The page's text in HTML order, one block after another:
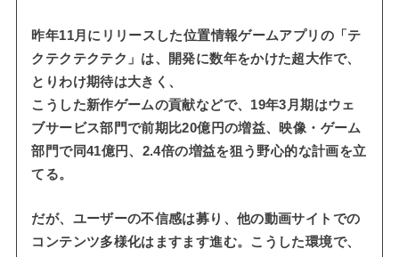
昨年11月にリリースした位置情報ゲームアプリの「テ
クテクテクテク」は、開発に数年をかけた超大作で、
とりわけ期待は大きく、
こうした新作ゲームの貢献などで、19年3月期はウェ
ブサービス部門で前期比20億円の増益、映像・ゲーム
部門で同41億円、2.4倍の増益を狙う野心的な計画を立
てる。
だが、ユーザーの不信感は募り、他の動画サイトでの
コンテンツ多様化はますます進む。こうした環境で、